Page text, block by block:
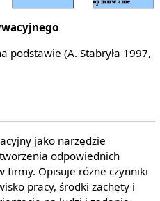
podstawie (A. Stabryła 1997,
jako narzędzie
odpowiednich
firmy. Opisuje różne czynniki
pracy, środki zachęty i